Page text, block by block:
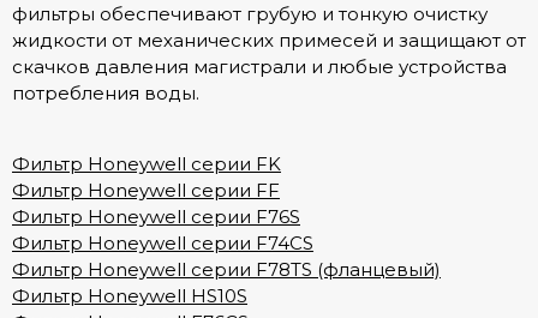
фильтры обеспечивают грубую и тонкую очистку
жидкости от механических примесей и защищают от
скачков давления магистрали и любые устройства
потребления воды.
Фильтр Honeywell серии FK
Фильтр Honeywell серии FF
Фильтр Honeywell серии F76S
Фильтр Honeywell серии F74CS
Фильтр Honeywell серии F78TS (фланцевый)
Фильтр Honeywell HS10S